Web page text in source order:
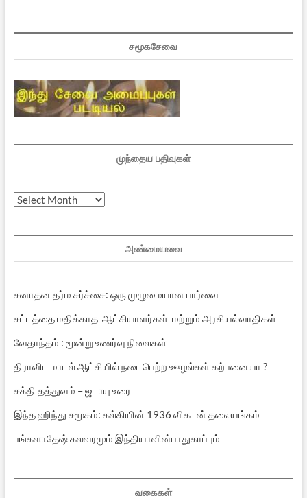
சமூகசேவை
முந்தைய பதிவுகள்
முந்தைய
அண்மையவை
சனாதன தர்ம சர்ச்சை: ஒரு முழுமையான பார்வை
சட்டத்தை மதிக்காத ஆட்சியாளர்கள் மற்றும் அரசியல்வாதிகள்
வேதாந்தம் : மூன்று உணர்வு நிலைகள்
திராவிட மாடல் ஆட்சியில் நடைபெற்ற ஊழல்கள் கற்பனையா ?
சக்தி தத்துவம் – ஜடாயு உரை
இந்த ஹிந்து சமூகம்: கல்கியின் 1936 விகடன் தலையங்கம்
பங்களாதேஷ் கலவரமும் இந்தியாவின்பாதுகாப்பும்
வகைகள்